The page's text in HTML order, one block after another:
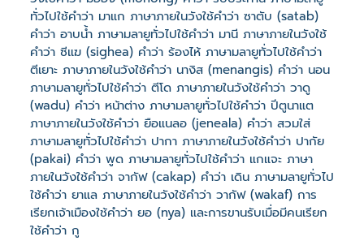
ทั่วไปใช้คำว่า มาแก ภาษาภายในวังใช้คำว่า ซาตับ (satab)
คำว่า อาบน้ำ ภาษามลายูทั่วไปใช้คำว่า มานี ภาษาภายในวังใช้
คำว่า ซีแฆ (sighea) คำว่า ร้องไห้ ภาษามลายูทั่วไปใช้คำว่า
ตีเยาะ ภาษาภายในวังใช้คำว่า นางิส (menangis) คำว่า นอน
ภาษามลายูทั่วไปใช้คำว่า ตีโด ภาษาภายในวังใช้คำว่า วาดู
(wadu) คำว่า หน้าต่าง ภาษามลายูทั่วไปใช้คำว่า ปีตูนาแต
ภาษาภายในวังใช้คำว่า ยือแนลอ (jeneala) คำว่า สวมใส่
ภาษามลายูทั่วไปใช้คำว่า ปากา ภาษาภายในวังใช้คำว่า ปากัย
(pakai) คำว่า พูด ภาษามลายูทั่วไปใช้คำว่า แกแจะ ภาษา
ภายในวังใช้คำว่า จากัฟ (cakap) คำว่า เดิน ภาษามลายูทั่วไป
ใช้คำว่า ยาแล ภาษาภายในวังใช้คำว่า วากัฟ (wakaf) การ
เรียกเจ้าเมืองใช้คำว่า ยอ (nya) และการขานรับเมื่อมีคนเรียก
ใช้คำว่า กู